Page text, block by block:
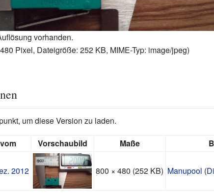
vorhanden.
Pixel, Dateigröße: 252 KB, MIME-Typ: image/jpeg)
um diese Version zu laden.
Vorschaubild Maße
2012 800 × 480 (252 KB) Manupool (